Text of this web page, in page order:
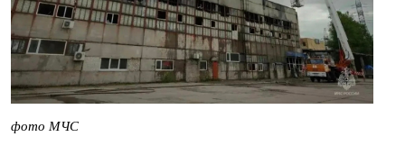
фото МЧС